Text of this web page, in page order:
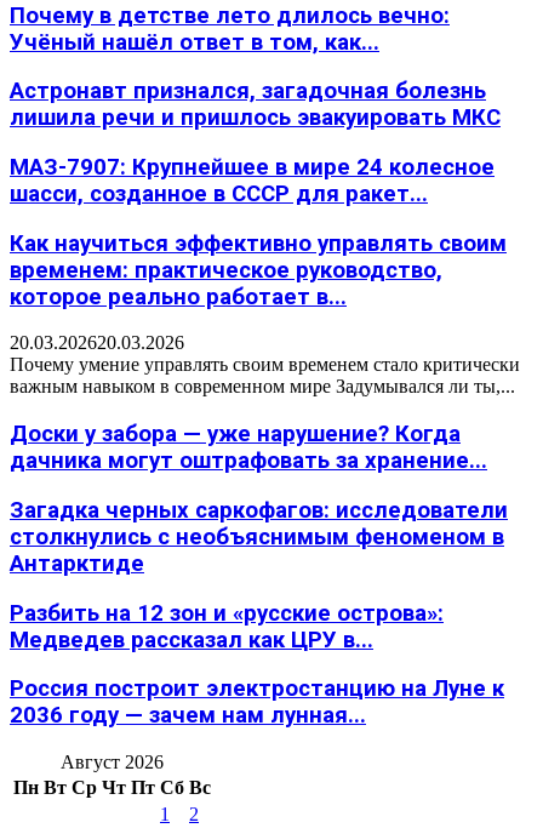
Почему в детстве лето длилось вечно:
Учёный нашёл ответ в том, как...
Астронавт признался, загадочная болезнь
лишила речи и пришлось эвакуировать МКС
МАЗ-7907: Крупнейшее в мире 24 колесное
шасси, созданное в СССР для ракет...
Как научиться эффективно управлять своим
временем: практическое руководство,
которое реально работает в...
20.03.202620.03.2026
Почему умение управлять своим временем стало критически
важным навыком в современном мире Задумывался ли ты,...
Доски у забора — уже нарушение? Когда
дачника могут оштрафовать за хранение...
Загадка черных саркофагов: исследователи
столкнулись с необъяснимым феноменом в
Антарктиде
Разбить на 12 зон и «русские острова»:
Медведев рассказал как ЦРУ в...
Россия построит электростанцию на Луне к
2036 году — зачем нам лунная...
Август 2026
Пн Вт Ср Чт Пт Сб Вс
1
2